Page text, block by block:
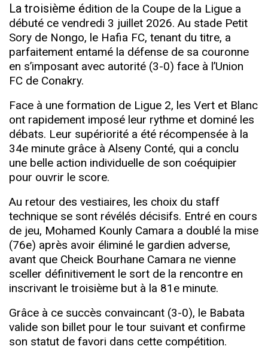
La troisième édition de la Coupe de la Ligue a
débuté ce vendredi 3 juillet 2026. Au stade Petit
Sory de Nongo, le Hafia FC, tenant du titre, a
parfaitement entamé la défense de sa couronne
en s’imposant avec autorité (3-0) face à l’Union
FC de Conakry.
Face à une formation de Ligue 2, les Vert et Blanc
ont rapidement imposé leur rythme et dominé les
débats. Leur supériorité a été récompensée à la
34e minute grâce à Alseny Conté, qui a conclu
une belle action individuelle de son coéquipier
pour ouvrir le score.
Au retour des vestiaires, les choix du staff
technique se sont révélés décisifs. Entré en cours
de jeu, Mohamed Kounly Camara a doublé la mise
(76e) après avoir éliminé le gardien adverse,
avant que Cheick Bourhane Camara ne vienne
sceller définitivement le sort de la rencontre en
inscrivant le troisième but à la 81e minute.
Grâce à ce succès convaincant (3-0), le Babata
valide son billet pour le tour suivant et confirme
son statut de favori dans cette compétition.